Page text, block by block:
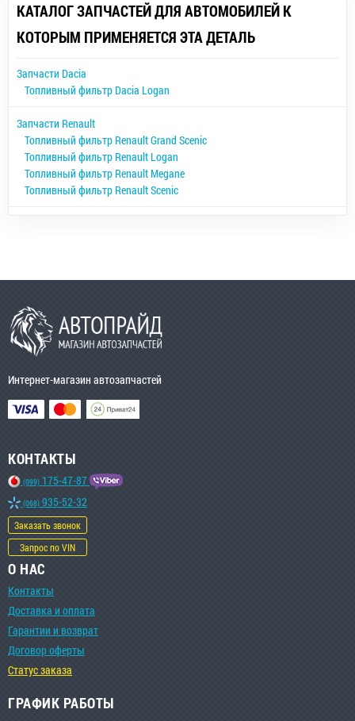
КАТАЛОГ ЗАПЧАСТЕЙ ДЛЯ АВТОМОБИЛЕЙ К
КОТОРЫМ ПРИМЕНЯЕТСЯ ЭТА ДЕТАЛЬ
Запчасти Dacia
Топливный фильтр Dacia Logan
Запчасти Renault
Топливный фильтр Renault Grand Scenic
Топливный фильтр Renault Logan
Топливный фильтр Renault Megane
Топливный фильтр Renault Scenic
Интернет-магазин автозапчастей
КОНТАКТЫ
(099) 175-47-87
(068) 935-52-32
Заказать звонок
Запрос по VIN
О НАС
Контакты
Доставка и оплата
Гарантии и возврат
Договор оферты
Статус заказа
ГРАФИК РАБОТЫ